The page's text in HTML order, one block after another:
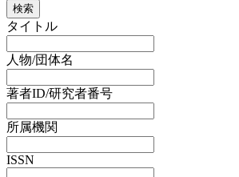
検索
タイトル
人物/団体名
著者ID/研究者番号
所属機関
ISSN